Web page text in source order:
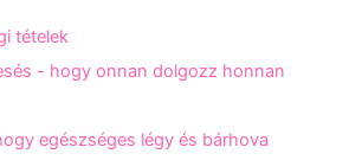
tételek
- hogy onnan dolgozz honnan
egészséges légy és bárhova